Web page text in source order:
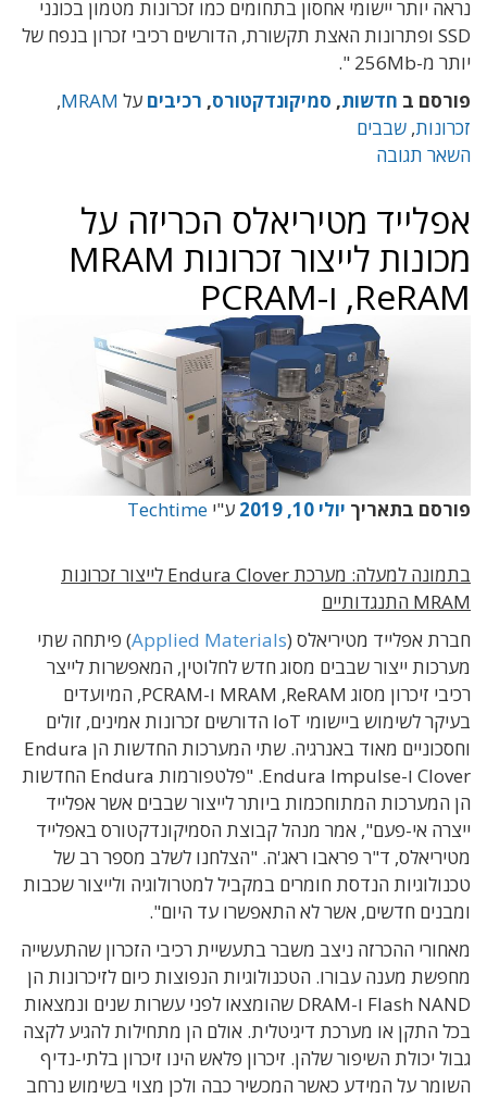
נראה יותר יישומי אחסון בתחומים כמו זכרונות מטמון בכונני
SSD ופתרונות האצת תקשורת, הדורשים רכיבי זכרון בנפח של
יותר מ-256Mb ".
פורסם ב חדשות, סמיקונדקטורס, רכיבים על MRAM
,
זכרונות, שבבים
השאר תגובה
אפלייד מטיריאלס הכריזה על
מכונות לייצור זכרונות MRAM
,ReRAM ו-PCRAM
פורסם בתאריך יולי 10, 2019 ע"י Techtime
בתמונה למעלה: מערכת Endura Clover לייצור זכרונות
MRAM התנגדותיים
חברת אפלייד מטיריאלס (Applied Materials) פיתחה שתי
מערכות ייצור שבבים מסוג חדש לחלוטין, המאפשרות לייצר
רכיבי זיכרון מסוג MRAM ,ReRAM ו-PCRAM, המיועדים
בעיקר לשימוש ביישומי IoT הדורשים זכרונות אמינים, זולים
וחסכוניים מאוד באנרגיה. שתי המערכות החדשות הן Endura
Clover ו-Endura Impulse. "פלטפורמות Endura החדשות
הן המערכות המתוחכמות ביותר לייצור שבבים אשר אפלייד
ייצרה אי-פעם", אמר מנהל קבוצת הסמיקונדקטורס באפלייד
מטיריאלס, ד"ר פראבו ראג'ה. "הצלחנו לשלב מספר רב של
טכנולוגיות הנדסת חומרים במקביל למטרולוגיה ולייצור שכבות
ומבנים חדשים, אשר לא התאפשרו עד היום".
מאחורי ההכרזה ניצב משבר בתעשיית רכיבי הזכרון שהתעשייה
מחפשת מענה עבורו. הטכנולוגיות הנפוצות כיום לזיכרונות הן
Flash NAND ו-DRAM שהומצאו לפני עשרות שנים ונמצאות
בכל התקן או מערכת דיגיטלית. אולם הן מתחילות להגיע לקצה
גבול יכולת השיפור שלהן. זיכרון פלאש הינו זיכרון בלתי-נדיף
השומר על המידע כאשר המכשיר כבה ולכן מצוי בשימוש נרחב